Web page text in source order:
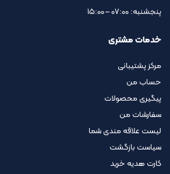
پنجشنبه: 07:00 – 15:00
خدمات مشتری
مرکز پشتیبانی
حساب من
پیگیری محصولات
سفارشات من
لیست علاقه مندی شما
سیاست بازگشت
کارت هدیه خرید